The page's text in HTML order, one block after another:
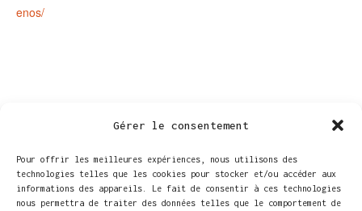
Gérer le consentement
Pour offrir les meilleures expériences, nous utilisons des
technologies telles que les cookies pour stocker et/ou accéder aux
informations des appareils. Le fait de consentir à ces technologies
nous permettra de traiter des données telles que le comportement de
enos/